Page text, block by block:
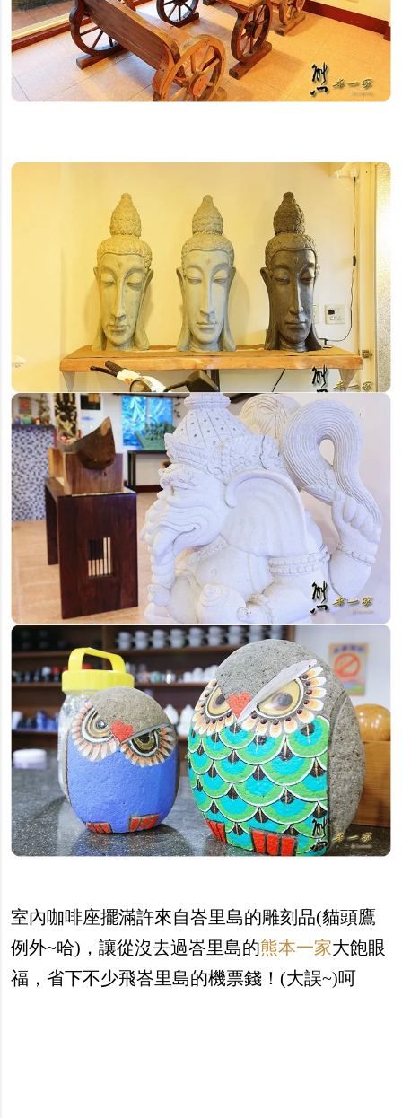
室內咖啡座擺滿許來自峇里島的雕刻品(貓頭鷹
例外~哈)，讓從沒去過峇里島的熊本一家大飽眼
福，省下不少飛峇里島的機票錢！(大誤~)呵